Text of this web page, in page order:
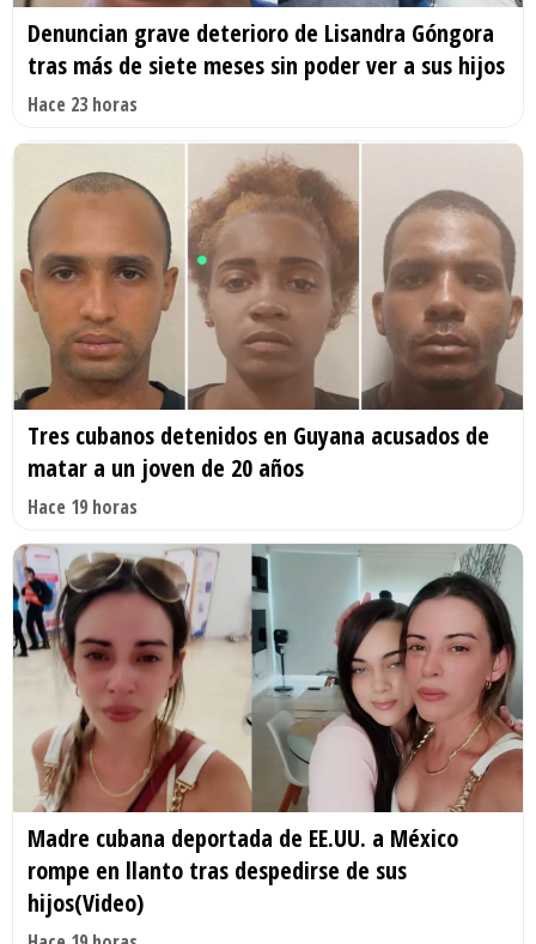
Denuncian grave deterioro de Lisandra Góngora
tras más de siete meses sin poder ver a sus hijos
Hace 23 horas
Tres cubanos detenidos en Guyana acusados de
matar a un joven de 20 años
Hace 19 horas
Madre cubana deportada de EE.UU. a México
rompe en llanto tras despedirse de sus
hijos(Video)